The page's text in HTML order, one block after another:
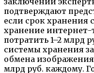
подтверждают
если срок хранения
хранение
потратить 1–2 млрд
системы хранения
обмена
млрд руб. каждому.